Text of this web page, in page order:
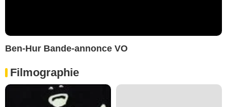
Ben-Hur Bande-annonce VO
Filmographie